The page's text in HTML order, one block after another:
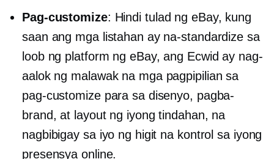
Pag-customize: Hindi tulad ng eBay, kung
saan ang mga listahan ay na-standardize sa
loob ng platform ng eBay, ang Ecwid ay nag-
aalok ng malawak na mga pagpipilian sa
pag-customize para sa disenyo, pagba-
brand, at layout ng iyong tindahan, na
nagbibigay sa iyo ng higit na kontrol sa iyong
presensya online.